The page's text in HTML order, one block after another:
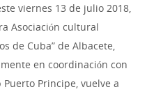
viernes 13 de julio 2018,
Asociación cultural
de Cuba” de Albacete,
en coordinación con
Puerto Principe, vuelve a